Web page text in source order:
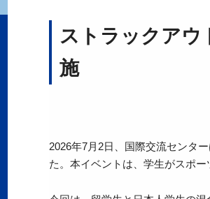
ストラックアウ
施
2026年7月2日、国際交流センタ
た。本イベントは、学生がスポ